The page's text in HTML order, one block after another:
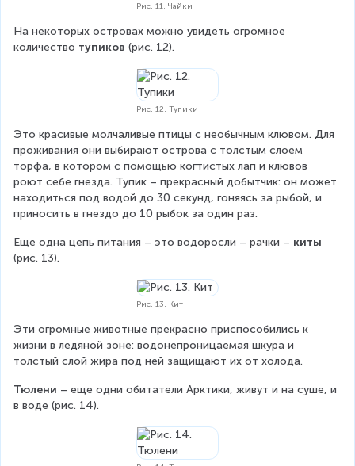
Рис. 11. Чайки
На некоторых островах можно увидеть огромное
количество тупиков (рис. 12).
Рис. 12. Тупики
Это красивые молчаливые птицы с необычным клювом. Для
проживания они выбирают острова с толстым слоем
торфа, в котором с помощью когтистых лап и клювов
роют себе гнезда. Тупик – прекрасный добытчик: он может
находиться под водой до 30 секунд, гоняясь за рыбой, и
приносить в гнездо до 10 рыбок за один раз.
Еще одна цепь питания – это водоросли – рачки – киты
(рис. 13).
Рис. 13. Кит
Эти огромные животные прекрасно приспособились к
жизни в ледяной зоне: водонепроницаемая шкура и
толстый слой жира под ней защищают их от холода.
Тюлени – еще одни обитатели Арктики, живут и на суше, и
в воде (рис. 14).